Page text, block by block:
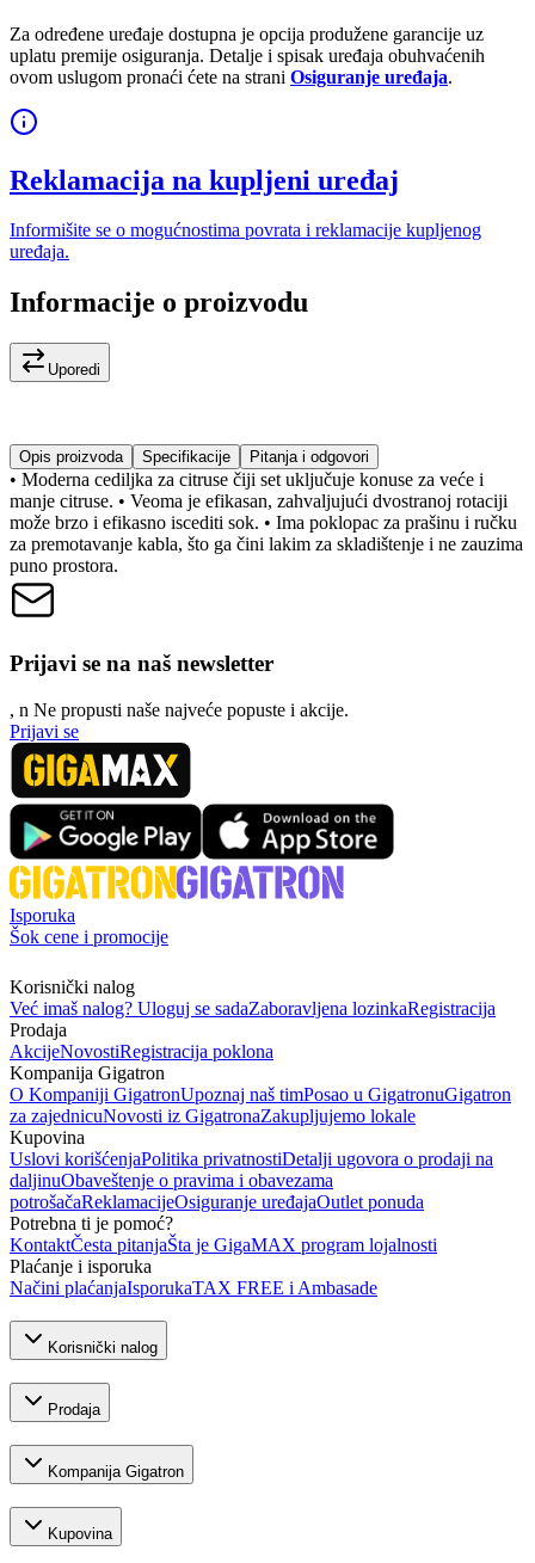
Za određene uređaje dostupna je opcija produžene garancije uz
uplatu premije osiguranja. Detalje i spisak uređaja obuhvaćenih
ovom uslugom pronaći ćete na strani Osiguranje uređaja.
Reklamacija na kupljeni uređaj
Informišite se o mogućnostima povrata i reklamacije kupljenog
uređaja.
Informacije o proizvodu
Uporedi
Opis proizvoda Specifikacije Pitanja i odgovori
• Moderna cediljka za citruse čiji set uključuje konuse za veće i
manje citruse. • Veoma je efikasan, zahvaljujući dvostranoj rotaciji
može brzo i efikasno iscediti sok. • Ima poklopac za prašinu i ručku
za premotavanje kabla, što ga čini lakim za skladištenje i ne zauzima
puno prostora.
Prijavi se na naš newsletter
, n Ne propusti naše najveće popuste i akcije.
Prijavi se
Isporuka
Šok cene i promocije
Korisnički nalog
Već imaš nalog? Uloguj se sadaZaboravljena lozinkaRegistracija
Prodaja
AkcijeNovostiRegistracija poklona
Kompanija Gigatron
O Kompaniji GigatronUpoznaj naš timPosao u GigatronuGigatron
za zajednicuNovosti iz GigatronaZakupljujemo lokale
Kupovina
Uslovi korišćenjaPolitika privatnostiDetalji ugovora o prodaji na
daljinuObaveštenje o pravima i obavezama
potrošačaReklamacijeOsiguranje uređajaOutlet ponuda
Potrebna ti je pomoć?
KontaktČesta pitanjaŠta je GigaMAX program lojalnosti
Plaćanje i isporuka
Načini plaćanjaIsporukaTAX FREE i Ambasade
Korisnički nalog
Prodaja
Kompanija Gigatron
Kupovina